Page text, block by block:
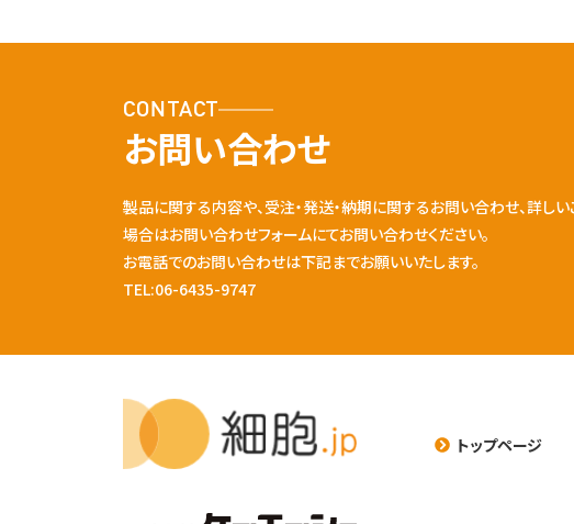
CONTACT
お問い合わせ
製品に関する内容や、受注・発送・納期に関するお問い合わせ、詳し
場合はお問い合わせフォームにてお問い合わせください。
お電話でのお問い合わせは下記までお願いいたします。
TEL:06-6435-9747
トップページ